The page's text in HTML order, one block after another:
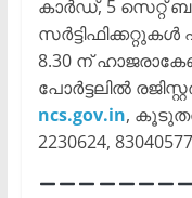
കാര്‍ഡ്, 5 സെറ്റ്
8.30 ന്
പോര്‍ട്ടലില്‍
ncs.gov.in,
2230624,